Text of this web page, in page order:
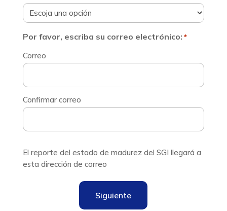
Por favor, escriba su correo electrónico: *
Correo
Confirmar correo
El reporte del estado de madurez del SGI llegará a
esta dirección de correo